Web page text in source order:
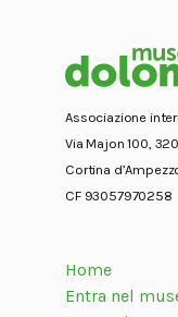
Associazione
Via Majon 100,
Cortina
CF 93057970258
Home
Entra nel